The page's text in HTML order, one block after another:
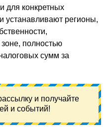
для конкретных
устанавливают регионы,
полностью
сумм за
и получайте
и событий!